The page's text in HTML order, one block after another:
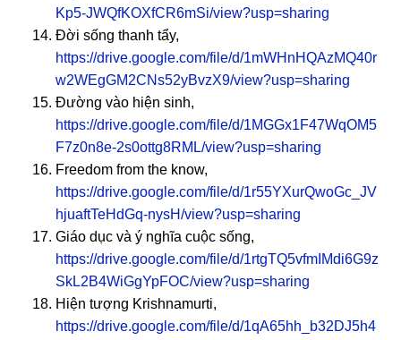
Kp5-JWQfKOXfCR6mSi/view?usp=sharing
Đời sống thanh tẩy,
https://drive.google.com/file/d/1mWHnHQAzMQ40r
w2WEgGM2CNs52yBvzX9/view?usp=sharing
Đường vào hiện sinh,
https://drive.google.com/file/d/1MGGx1F47WqOM5
F7z0n8e-2s0ottg8RML/view?usp=sharing
Freedom from the know,
https://drive.google.com/file/d/1r55YXurQwoGc_JV
hjuaftTeHdGq-nysH/view?usp=sharing
Giáo dục và ý nghĩa cuộc sống,
https://drive.google.com/file/d/1rtgTQ5vfmIMdi6G9z
SkL2B4WiGgYpFOC/view?usp=sharing
Hiện tượng Krishnamurti,
https://drive.google.com/file/d/1qA65hh_b32DJ5h4